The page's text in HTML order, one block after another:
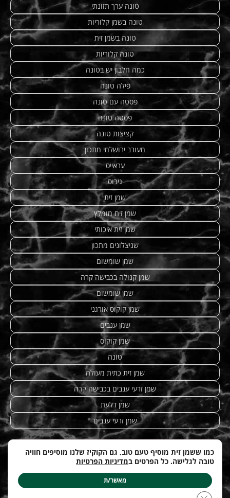
טונה ערך תזונתי
טונה בשמן קלוריות
טונה בשמן זית
טונה קלוריות
כמה חלבון יש בטונה
פילה טונה
פסטה עם טונה
פסטה טונה
קציצות טונה
מעורב ירושלמי מתכון
עראייס
גירוס
שמן זית
שמן זית מומלץ
שמן זית איכותי
שניצלונים מתכון
שמן שומשום
שמן קנולה בכבישה קרה
שמן שומשום
שמן קוקוס אורגני
שמן ענבים
שמן קוקוס
טונה
שמן זית כתית מעולה
שמן זרעי ענבים בכבישה קרה
שמן דלעת
שמן זרעי ענבים
מתכונים מנצחים|טחינה| etzhazait –
Web-development bycosta.co.il
©
עודכן לאחרונה ב: 12.04.2026
כמו ששמן זית מוסיף טעם טוב, גם הקוקיז שלנו מוסיפים חוויה
טובה לגלישה. כל הפרטים במדיניות הפרטיות
מאשר/ת